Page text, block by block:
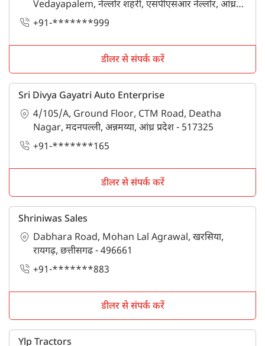
Vedayapalem, नेल्लोर शहरी, एसपीएसआर नेल्लोर, आंध्र
प्रदेश - 524004
+91-*******999
डीलर से संपर्क करें
Sri Divya Gayatri Auto Enterprise
4/105/A, Ground Floor, CTM Road, Deatha
Nagar, मदनपल्ली, अन्नमय्या, आंध्र प्रदेश - 517325
+91-*******165
डीलर से संपर्क करें
Shriniwas Sales
Dabhara Road, Mohan Lal Agrawal, खरसिया,
रायगढ़, छत्तीसगढ - 496661
+91-*******883
डीलर से संपर्क करें
Ylp Tractors